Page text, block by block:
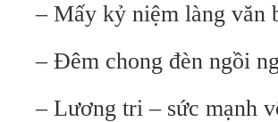
– Mấy kỷ niệm làng văn
– Đêm chong đèn ngồi
– Lương tri – sức mạnh